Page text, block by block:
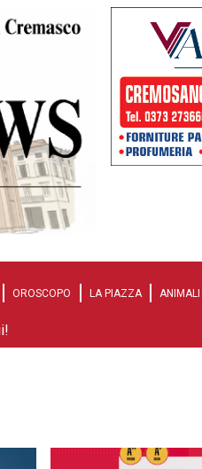
OROSCOPO LA PIAZZA ANIMALI